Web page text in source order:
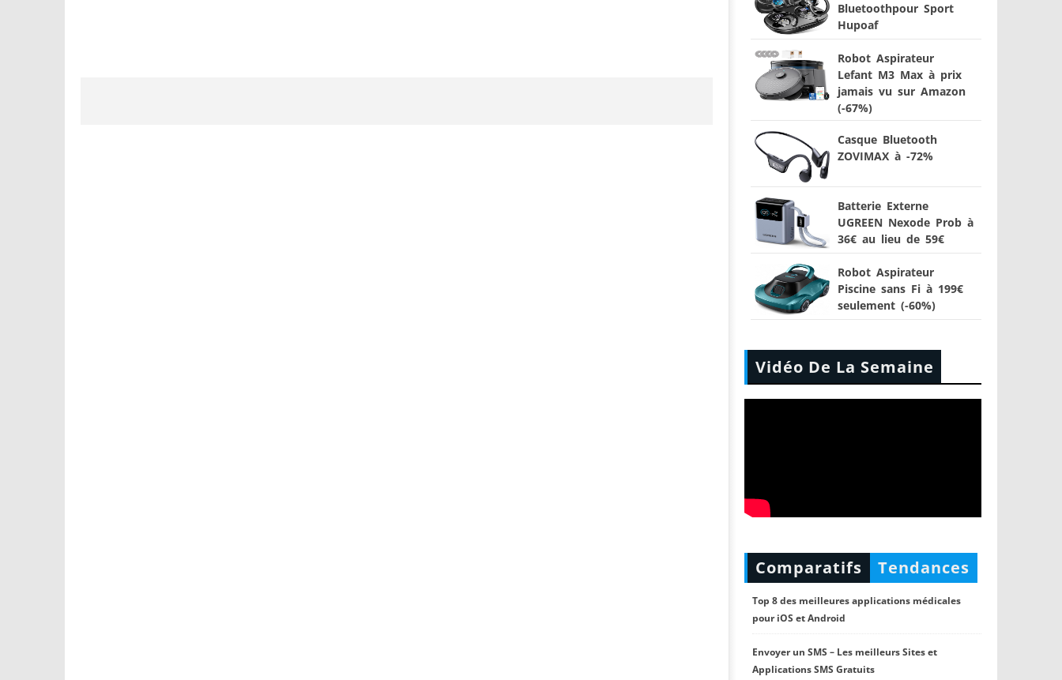
Bluetoothpour Sport
Hupoaf
Robot Aspirateur
Lefant M3 Max à prix
jamais vu sur Amazon
(-67%)
Casque Bluetooth
ZOVIMAX à -72%
Batterie Externe
UGREEN Nexode Prob à
36€ au lieu de 59€
Robot Aspirateur
Piscine sans Fi à 199€
seulement (-60%)
Vidéo De La Semaine
Comparatifs Tendances
Top 8 des meilleures applications médicales
pour iOS et Android
Envoyer un SMS – Les meilleurs Sites et
Applications SMS Gratuits